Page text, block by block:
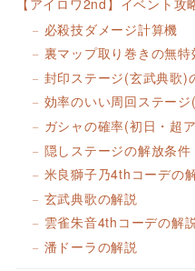
必殺技ダメージ計算機
裏マップ取り巻きの無
封印ステージ(玄武典歌)
効率のいい周回ステージ
ガシャの確率(初日・超
隠しステージの解放条件
米良獅子乃4thコーデの
玄武典歌の解説
雲雀朱音4thコーデの解
潘ドーラの解説